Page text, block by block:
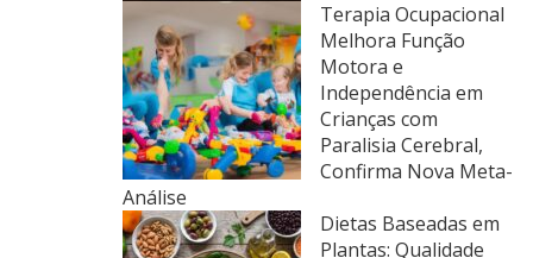
Terapia Ocupacional
Melhora Função
Motora e
Independência em
Crianças com
Paralisia Cerebral,
Confirma Nova Meta-
Análise
Dietas Baseadas em
Plantas: Qualidade